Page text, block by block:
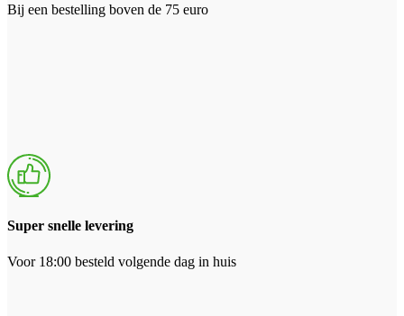
Bij een bestelling boven de 75 euro
Super snelle levering
Voor 18:00 besteld volgende dag in huis